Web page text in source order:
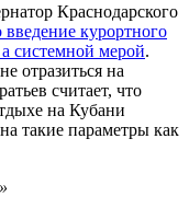
Краснодарского
курортного
системной мерой.
отразиться на
считает, что
на Кубани
такие параметры как